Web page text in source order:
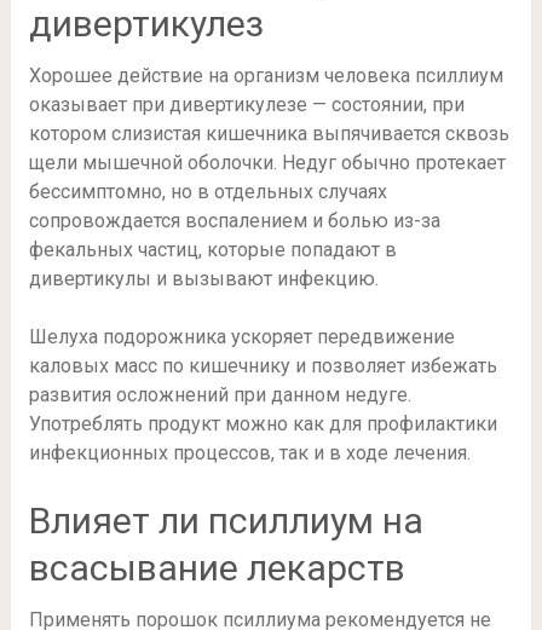
дивертикулез
Хорошее действие на организм человека псиллиум
оказывает при дивертикулезе — состоянии, при
котором слизистая кишечника выпячивается сквозь
щели мышечной оболочки. Недуг обычно протекает
бессимптомно, но в отдельных случаях
сопровождается воспалением и болью из-за
фекальных частиц, которые попадают в
дивертикулы и вызывают инфекцию.
Шелуха подорожника ускоряет передвижение
каловых масс по кишечнику и позволяет избежать
развития осложнений при данном недуге.
Употреблять продукт можно как для профилактики
инфекционных процессов, так и в ходе лечения.
Влияет ли псиллиум на
всасывание лекарств
Применять порошок псиллиума рекомендуется не